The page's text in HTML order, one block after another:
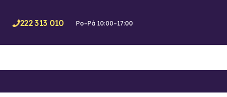
222 313 010 Po–Pá 10:00–17:00